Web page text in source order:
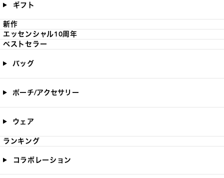
ギフト
新作
エッセンシャル10周年
ベストセラー
バッグ
ポーチ/アクセサリー
ウェア
ランキング
コラボレーション